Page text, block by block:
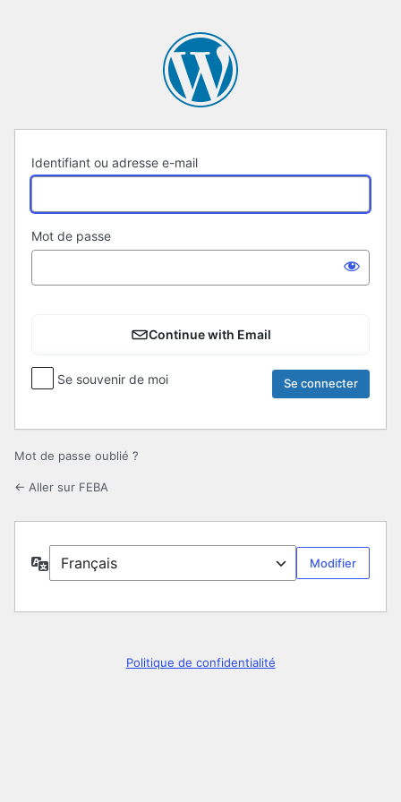
Identifiant ou adresse e-mail
Mot de passe
Continue with Email
Se souvenir de moi
Mot de passe oublié ?
← Aller sur FEBA
Langue
Politique de confidentialité